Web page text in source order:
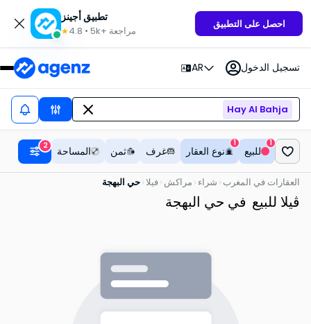
تطبيق أجينز
★4.8 • 5k+ مراجعة
احصل على التطبيق
AR تسجيل الدخول
Hay Al Bahja
للبيع
1
نوع العقار
1
غرف ثمن المساحة 2
العقارات في المغرب شراء مراكش فيلا حي البهجة
ڤيلا للبيع في حي البهجة